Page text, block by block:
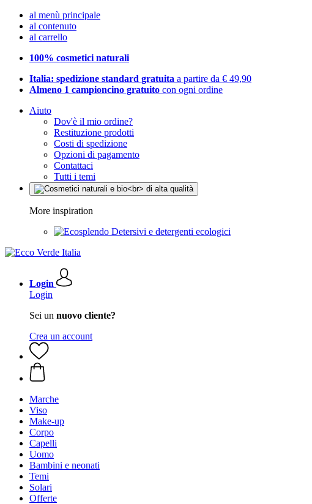
al menù principale
al contenuto
al carrello
100% cosmetici naturali
Italia: spedizione standard gratuita a partire da € 49,90
Almeno 1 campioncino gratuito con ogni ordine
Aiuto
Dov'è il mio ordine?
Restituzione prodotti
Costi di spedizione
Opzioni di pagamento
Contattaci
Tutti i temi
More inspiration
Detersivi e detergenti ecologici
Login
Login
Sei un nuovo cliente?
Crea un account
Marche
Viso
Make-up
Corpo
Capelli
Uomo
Bambini e neonati
Temi
Solari
Offerte